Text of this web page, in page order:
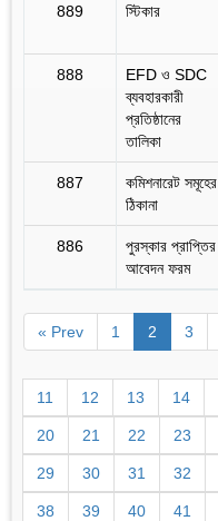
889 স্টিকার
888
EFD ও SDC
ব্যবহারকারী
প্রতিষ্ঠানের
তালিকা
887
কমিশনারেট সমূহের
ঠিকানা
886
পুরস্কার প্রাপ্তির
আবেদন ফরম
« Prev 1 2 3
11 12 13 14
20 21 22 23
29 30 31 32
38 39 40 41